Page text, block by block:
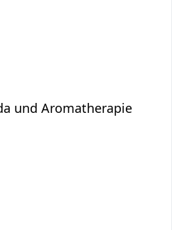
und Aromatherapie